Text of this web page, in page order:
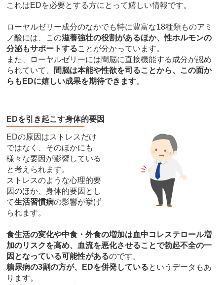
これはEDを必要とする方にとって嬉しい情報です。
ローヤルゼリー成分のなかでも特に豊富な18種類ものアミ
ノ酸には、この滋養強壮の役割があるほか、性ホルモンの
分泌もサポートすることが分かっています。
また、ローヤルゼリーには間脳に直接機能する成分が認め
られていて、 間脳は本能や性欲を司ることから、この面か
らもEDに嬉しい成果を期待できます。
EDを引き起こす身体的要因
EDの原因はストレスだけ
ではなく、そのほかにも
様々な要因が影響している
と考えられます。
ストレスのような心理的要
因のほか、身体的要因とし
て生活習慣病の影響が挙げ
られます。
食生活の変化や中食・外食の増加は血中コレステロール増
加のリスクを高め、血流を悪化させることで勃起不全の一
因となっている可能性があるのです。
糖尿病の3割の方が、EDを併発しているというデータもあ
ります。